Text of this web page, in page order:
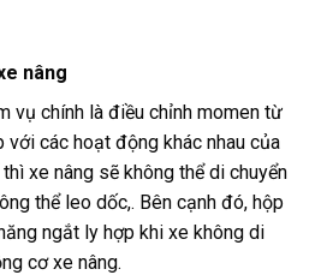
nâng
vụ chính là điều chỉnh momen từ
các hoạt động khác nhau của
xe nâng sẽ không thể di chuyển
thể leo dốc,. Bên cạnh đó, hộp
ngắt ly hợp khi xe không di
cơ xe nâng.